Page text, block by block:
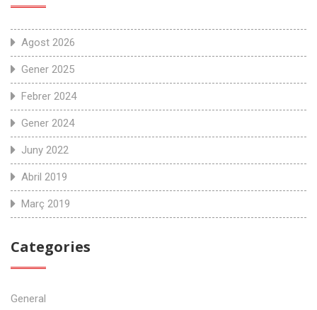
Agost 2026
Gener 2025
Febrer 2024
Gener 2024
Juny 2022
Abril 2019
Març 2019
Categories
General